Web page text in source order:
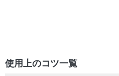
使用上のコツ一覧